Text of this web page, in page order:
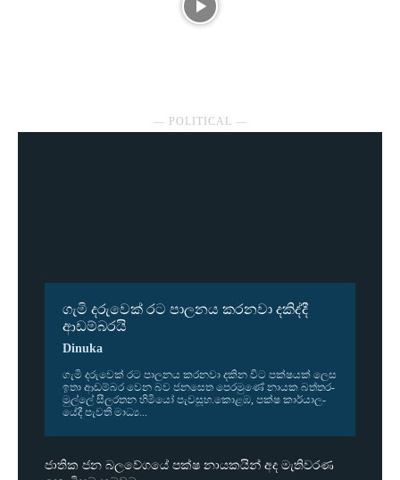
― POLITICAL ―
ගැමි දරුවෙක් රට පාලනය කරනවා දකිද්දී
ආඩම්බරයි
Dinuka
ගැමි දරු­වෙක් රට පාල­නය කර­නවා දකින විට පක්ෂ­යක් ලෙස
ඉතා ආඩ­ම්බර වෙන බව ජන­සෙත පෙර­මුණේ නායක බත්ත­ර­
මුල්ලේ සීල­ර­තන හිමියෝ පැව­සූහ.කොළඹ, පක්ෂ කාර්යා­ල­
යේදී පැවති මාධ්‍ය...
ජාතික ජන බලවේගයේ පක්ෂ නායකයින් අද මැතිවරණ